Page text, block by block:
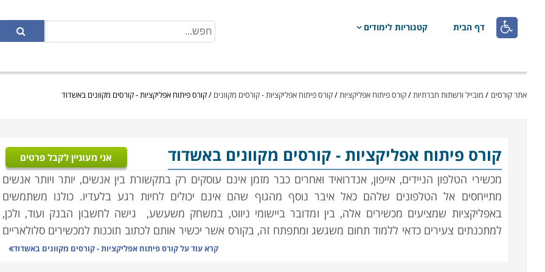
 דף הבית קטגוריות לימודים
אתר קורסים / מובייל ורשתות חברתיות/קורס פיתוח אפליקציות/קורס פיתוח אפליקציות - קורסים מקוונים /קורס פיתוח אפליקציות - קורסים מקוונים באשדוד
קורס פיתוח אפליקציות- קורסים מקוונים באשדוד אני מעוניין לקבל פרטים
מכשירי הטלפון הניידים, אייפון, אנדרואיד ואחרים כבר מזמן אינם עוסקים רק בתקשורת בין אנשים, יותר ויותר אנשים
מתייחסים אל הטלפונים שלהם כאל איבר נוסף מהגוף שהם אינם יכולים לחיות רגע בלעדיו. כולנו משתמשים
באפליקציות שמציעים מכשירים אלה, בין ומדובר ביישומי ניווט, במשחק משעשע, גישה לחשבון הבנק ועוד, ולכן,
למתכנתים צעירים כדאי ללמוד תחום משגשג ומתפתח זה, בקורס אשר יכשיר אותם לכתוב תוכנות למכשירים סלולאריים
קרא עוד עלקורס פיתוח אפליקציות - קורסים מקוונים באשדוד